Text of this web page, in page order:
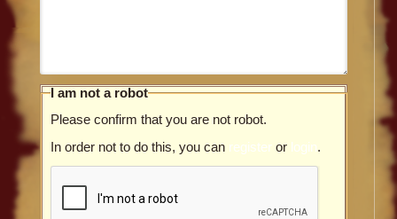
I am not a robot
Please confirm that you are not robot.
In order not to do this, you can register or login.